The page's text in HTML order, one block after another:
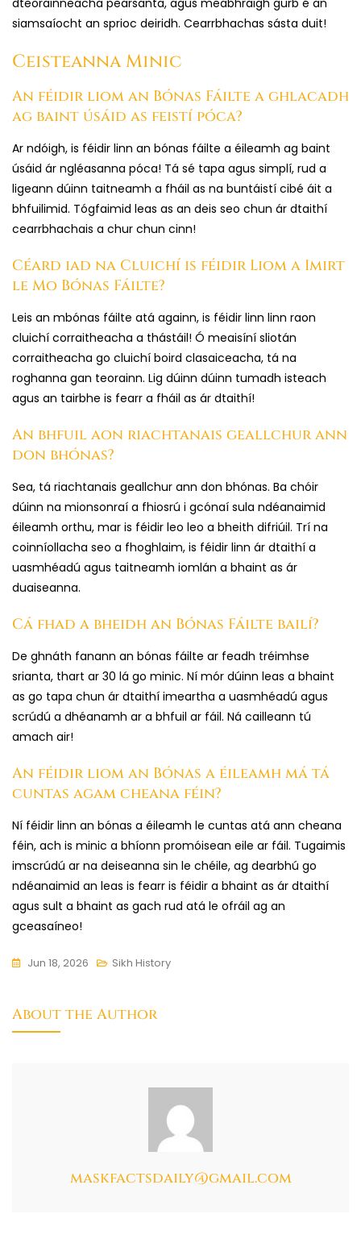
dteorainneacha pearsanta, agus meabhraigh gurb é an
siamsaíocht an sprioc deiridh. Cearrbhachas sásta duit!
Ceisteanna Minic
An féidir liom an Bónas Fáilte a ghlacadh
ag baint úsáid as feistí póca?
Ar ndóigh, is féidir linn an bónas fáilte a éileamh ag baint
úsáid ár ngléasanna póca! Tá sé tapa agus simplí, rud a
ligeann dúinn taitneamh a fháil as na buntáistí cibé áit a
bhfuilimid. Tógfaimid leas as an deis seo chun ár dtaithí
cearrbhachais a chur chun cinn!
Céard iad na Cluichí is féidir Liom a Imirt
le Mo Bónas Fáilte?
Leis an mbónas fáilte atá againn, is féidir linn linn raon
cluichí corraitheacha a thástáil! Ó meaisíní sliotán
corraitheacha go cluichí boird clasaiceacha, tá na
roghanna gan teorainn. Lig dúinn dúinn tumadh isteach
agus an tairbhe is fearr a fháil as ár dtaithí!
An bhfuil aon riachtanais geallchur ann
don bhónas?
Sea, tá riachtanais geallchur ann don bhónas. Ba chóir
dúinn na mionsonraí a fhiosrú i gcónaí sula ndéanaimid
éileamh orthu, mar is féidir leo leo a bheith difriúil. Trí na
coinníollacha seo a fhoghlaim, is féidir linn ár dtaithí a
uasmhéadú agus taitneamh iomlán a bhaint as ár
duaiseanna.
Cá fhad a bheidh an Bónas Fáilte bailí?
De ghnáth fanann an bónas fáilte ar feadh tréimhse
srianta, thart ar 30 lá go minic. Ní mór dúinn leas a bhaint
as go tapa chun ár dtaithí imeartha a uasmhéadú agus
scrúdú a dhéanamh ar a bhfuil ar fáil. Ná cailleann tú
amach air!
An féidir liom an Bónas a éileamh má tá
cuntas agam cheana féin?
Ní féidir linn an bónas a éileamh le cuntas atá ann cheana
féin, ach is minic a bhíonn promóisean eile ar fáil. Tugaimis
imscrúdú ar na deiseanna sin le chéile, ag dearbhú go
ndéanaimid an leas is fearr is féidir a bhaint as ár dtaithí
agus sult a bhaint as gach rud atá le ofráil ag an
gceasaíneo!
Jun 18, 2026 Sikh History
About the Author
maskfactsdaily@gmail.com